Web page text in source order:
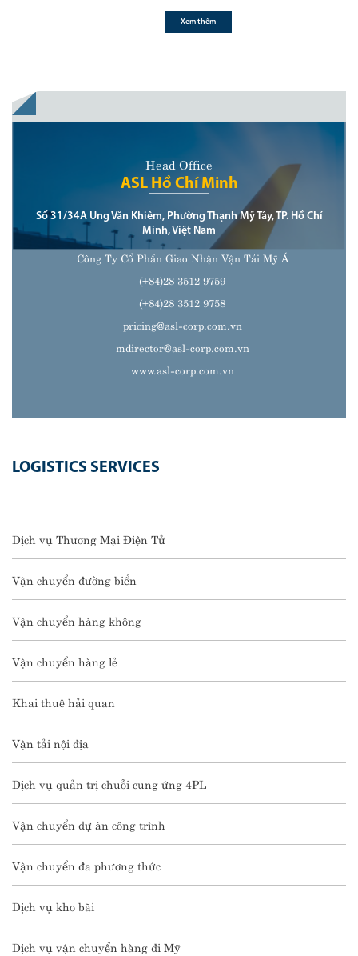
(Hàn Quốc) để đóng mới
container sử dụng động cơ nhiên liệu
Xem thêm
Head Office
ASL Hồ Chí Minh
Số 31/34A Ung Văn Khiêm, Phường Thạnh Mỹ Tây, TP. Hồ Chí
Minh, Việt Nam
Công Ty Cổ Phần Giao Nhận Vận Tải Mỹ Á
(+84)28 3512 9759
(+84)28 3512 9758
pricing@asl-corp.com.vn
mdirector@asl-corp.com.vn
www.asl-corp.com.vn
LOGISTICS SERVICES
Dịch vụ Thương Mại Điện Tử
Vận chuyển đường biển
Vận chuyển hàng không
Vận chuyển hàng lẻ
Khai thuê hải quan
Vận tải nội địa
Dịch vụ quản trị chuỗi cung ứng 4PL
Vận chuyển dự án công trình
Vận chuyển đa phương thức
Dịch vụ kho bãi
Dịch vụ vận chuyển hàng đi Mỹ